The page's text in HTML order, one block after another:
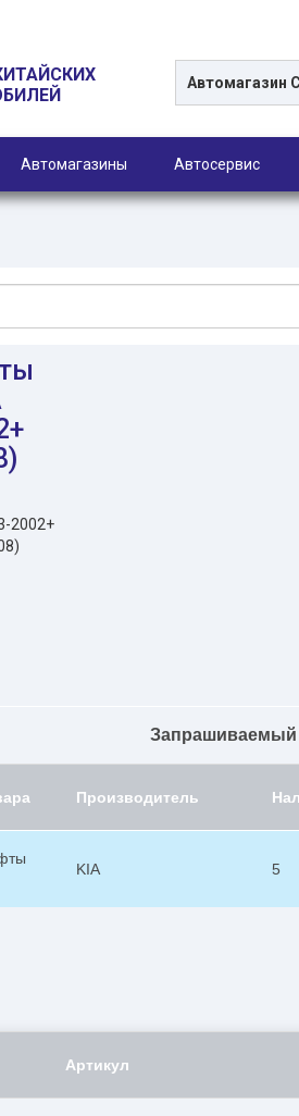
Автомагазин
Автомагазины Автосервис
2002+
Запрашиваемый
Производитель
KIA 5
Артикул